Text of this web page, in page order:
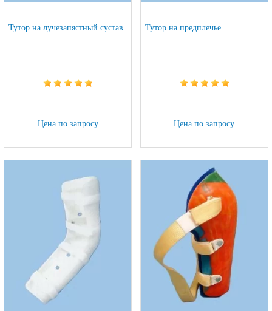
Тутор на лучезапястный сустав
Цена по запросу
Тутор на предплечье
Цена по запросу